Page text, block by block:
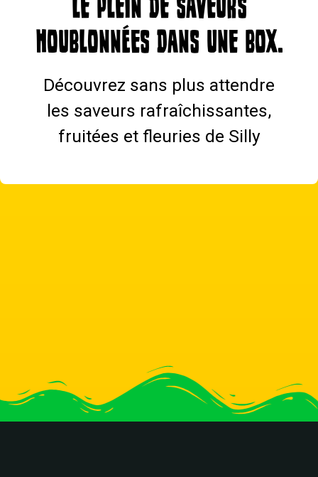
HOUBLONNéES DANS UNE BOX.
Découvrez sans plus attendre
les saveurs rafraîchissantes,
fruitées et fleuries de Silly